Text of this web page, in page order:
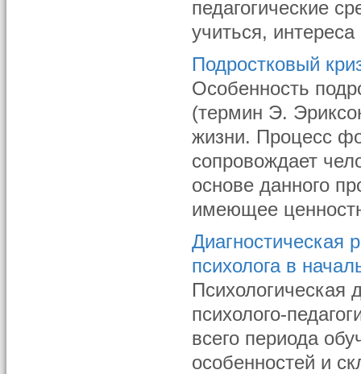
педагогические
учиться,
Подростковый
Особенность
(термин Э.
жизни. Процесс
сопровождает
основе данного
имеющее
Диагностическая
психолога в
Психологическая
психолого-
всего периода
особенностей и